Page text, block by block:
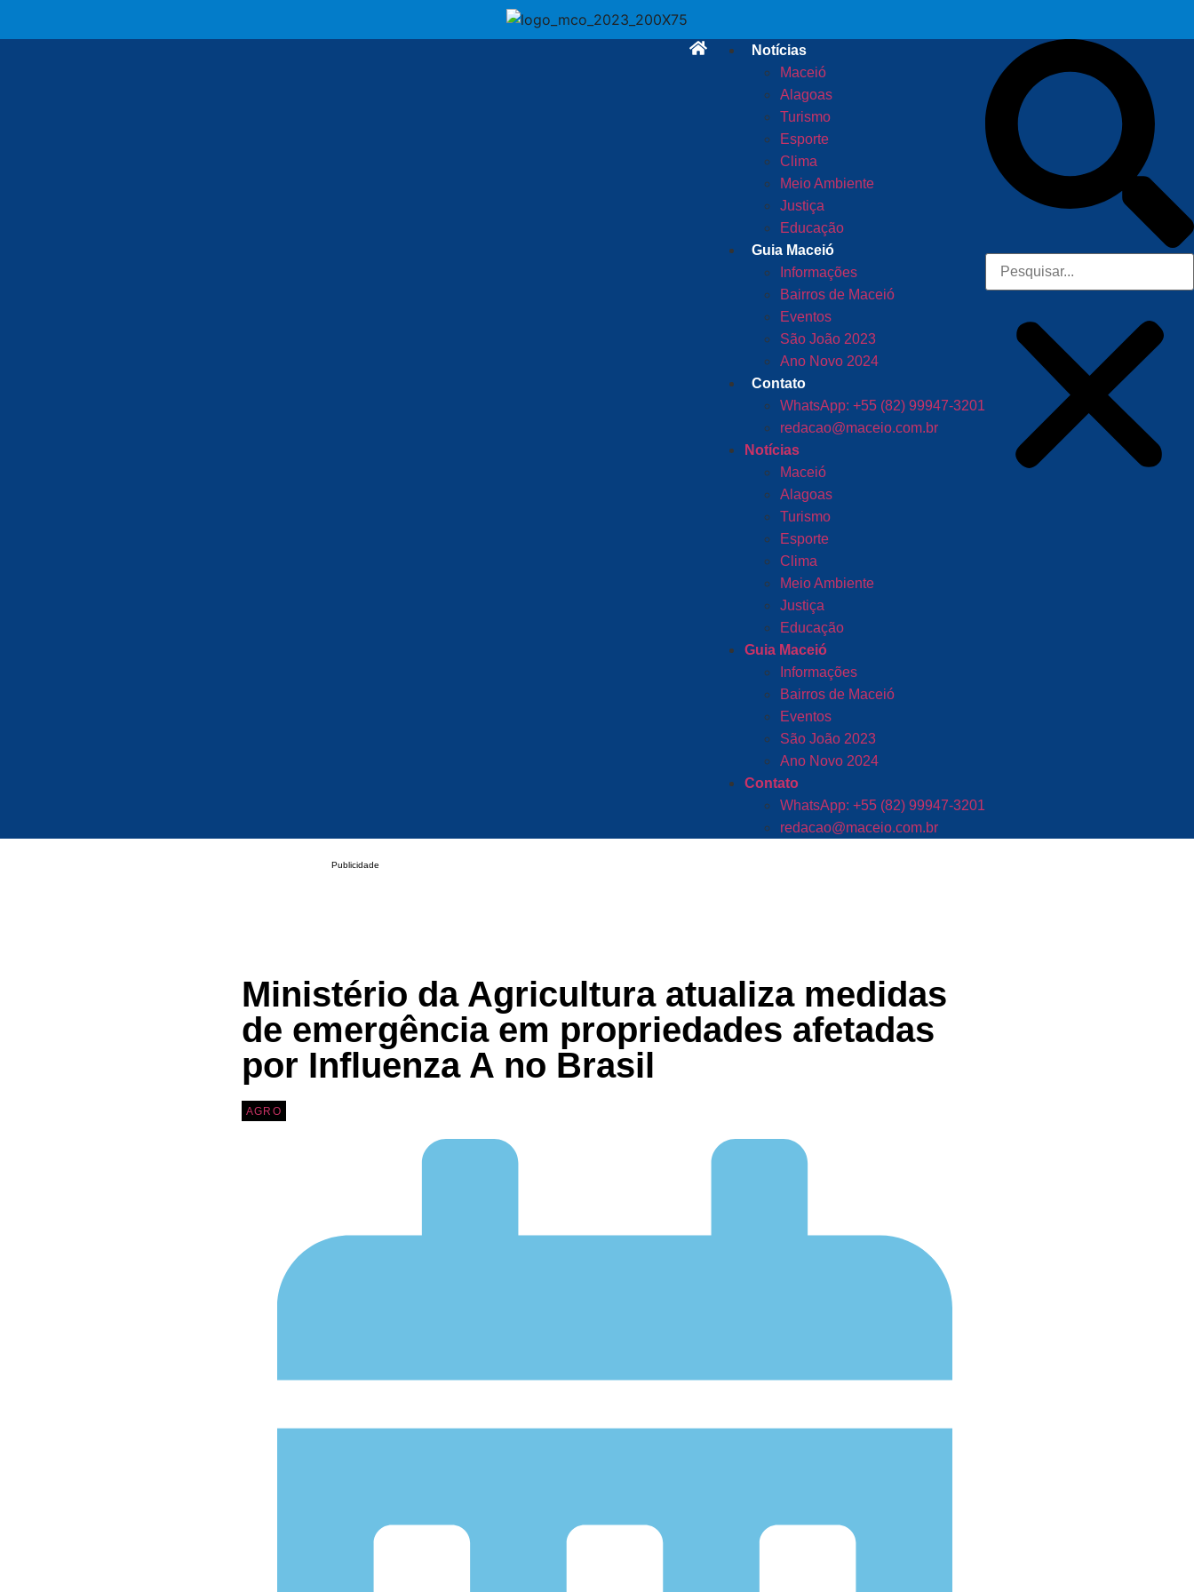
Notícias
Maceió
Alagoas
Turismo
Esporte
Clima
Meio Ambiente
Justiça
Educação
Guia Maceió
Informações
Bairros de Maceió
Eventos
São João 2023
Ano Novo 2024
Contato
WhatsApp: +55 (82) 99947-3201
redacao@maceio.com.br
Notícias
Maceió
Alagoas
Turismo
Esporte
Clima
Meio Ambiente
Justiça
Educação
Guia Maceió
Informações
Bairros de Maceió
Eventos
São João 2023
Ano Novo 2024
Contato
WhatsApp: +55 (82) 99947-3201
redacao@maceio.com.br
Publicidade
Ministério da Agricultura atualiza medidas
de emergência em propriedades afetadas
por Influenza A no Brasil
AGRO